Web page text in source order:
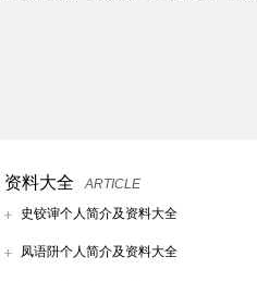
资料大全
ARTICLE
史铰谉个人简介及资料大全
凤语阩个人简介及资料大全